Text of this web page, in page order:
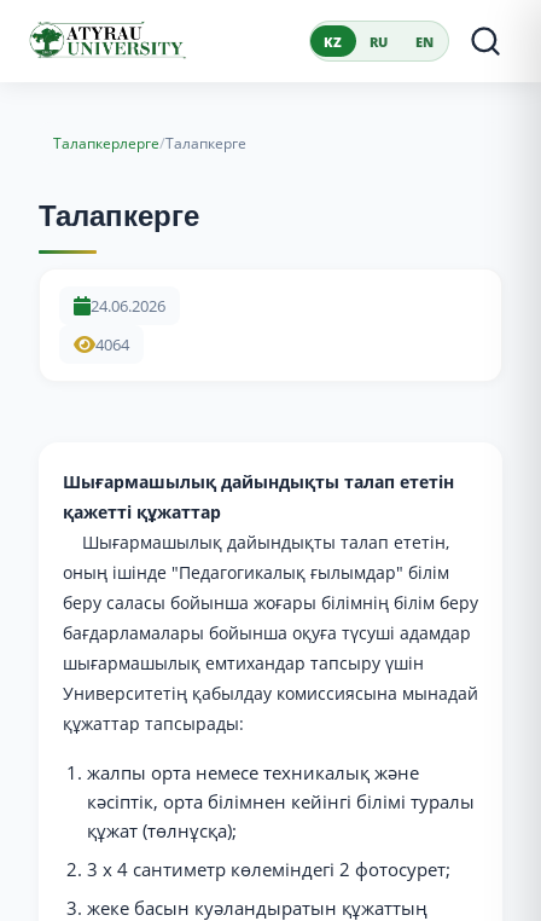
KZ RU EN
Талапкерлерге/Талапкерге
Талапкерге
24.06.2026
4064
Шығармашылық дайындықты талап ететін
қажетті құжаттар
Шығармашылық дайындықты талап ететін,
оның ішінде "Педагогикалық ғылымдар" білім
беру саласы бойынша жоғары білімнің білім беру
бағдарламалары бойынша оқуға түсуші адамдар
шығармашылық емтихандар тапсыру үшін
Университетің қабылдау комиссиясына мынадай
құжаттар тапсырады:
жалпы орта немесе техникалық және
кәсіптік, орта білімнен кейінгі білімі туралы
құжат (төлнұсқа);
3 x 4 сантиметр көлеміндегі 2 фотосурет;
жеке басын куәландыратын құжаттың